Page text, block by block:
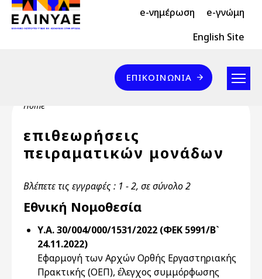
Skip to main content
Header Top 2 e-νημέρωση e-γνώμη
Header Top English Site
Επικοινωνία
ΕΠΙΚΟΙΝΩΝΊΑ
Breadcrumb
Home
επιθεωρήσεις
πειραματικών μονάδων
Βλέπετε τις εγγραφές : 1 - 2, σε σύνολο 2
Εθνική Νομοθεσία
Υ.Α. 30/004/000/1531/2022 (ΦΕΚ 5991/Β`
24.11.2022)
Εφαρμογή των Αρχών Ορθής Εργαστηριακής
Πρακτικής (ΟΕΠ), έλεγχος συμμόρφωσης